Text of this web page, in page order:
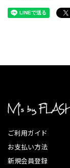
ご利用ガイド
お支払い方法
新規会員登録